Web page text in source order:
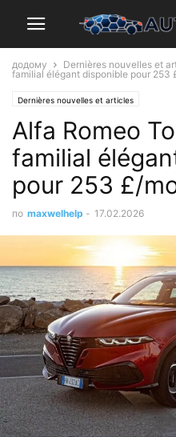
додому Dernières nouvelles et
familial élégant disponible pour 253
Dernières nouvelles et articles
Alfa Romeo
familial
pour 253 £/
по maxwelhelp - 17.02.2026